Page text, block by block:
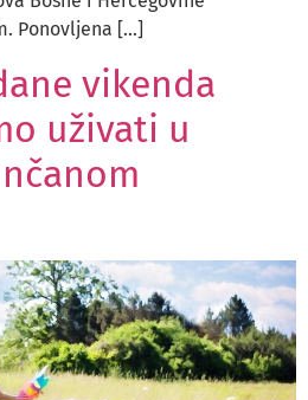
Ponovljena […]
vikenda
uživati u